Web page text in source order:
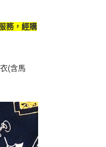
務，經購
(含馬